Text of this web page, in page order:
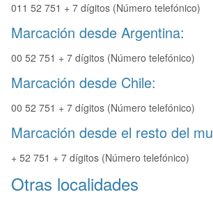
011 52 751 + 7 dígitos (Número telefónico)
Marcación desde Argentina:
00 52 751 + 7 dígitos (Número telefónico)
Marcación desde Chile:
00 52 751 + 7 dígitos (Número telefónico)
Marcación desde el resto del
+ 52 751 + 7 dígitos (Número telefónico)
Otras localidades